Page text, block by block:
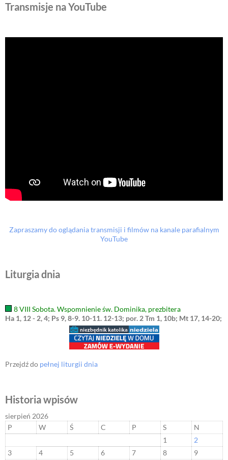
Transmisje na YouTube
Zapraszamy do oglądania transmisji i filmów na kanale parafialnym
YouTube
Liturgia dnia
8 VIII Sobota. Wspomnienie św. Dominika, prezbitera
Ha 1, 12 - 2, 4; Ps 9, 8-9. 10-11. 12-13; por. 2 Tm 1, 10b; Mt 17, 14-20;
Przejdź do pełnej liturgii dnia
Historia wpisów
sierpień 2026
P
W Ś C P S
N
1
2
3
4 5 6 7 8
9